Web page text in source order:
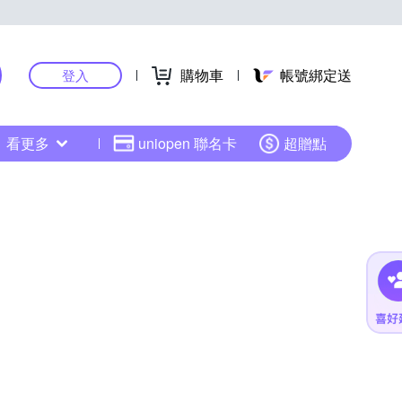
登入 購物車 帳號綁定送
看更多 uniopen 聯名卡 超贈點